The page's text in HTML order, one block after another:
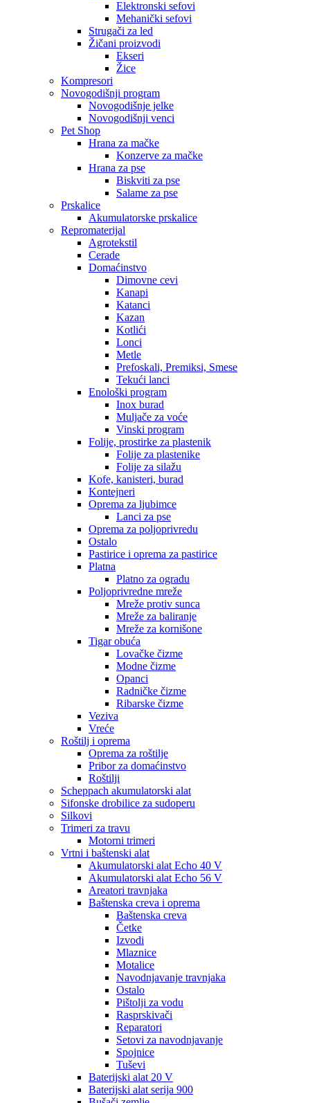
Elektronski sefovi
Mehanički sefovi
Strugači za led
Žičani proizvodi
Ekseri
Žice
Kompresori
Novogodišnji program
Novogodišnje jelke
Novogodišnji venci
Pet Shop
Hrana za mačke
Konzerve za mačke
Hrana za pse
Biskviti za pse
Salame za pse
Prskalice
Akumulatorske prskalice
Repromaterijal
Agrotekstil
Cerade
Domaćinstvo
Dimovne cevi
Kanapi
Katanci
Kazan
Kotlići
Lonci
Metle
Prefoskali, Premiksi, Smese
Tekući lanci
Enološki program
Inox burad
Muljače za voće
Vinski program
Folije, prostirke za plastenik
Folije za plastenike
Folije za silažu
Kofe, kanisteri, burad
Kontejneri
Oprema za ljubimce
Lanci za pse
Oprema za poljoprivredu
Ostalo
Pastirice i oprema za pastirice
Platna
Platno za ogradu
Poljoprivredne mreže
Mreže protiv sunca
Mreže za baliranje
Mreže za kornišone
Tigar obuća
Lovačke čizme
Modne čizme
Opanci
Radničke čizme
Ribarske čizme
Veziva
Vreće
Roštilj i oprema
Oprema za roštilje
Pribor za domaćinstvo
Roštilji
Scheppach akumulatorski alat
Sifonske drobilice za sudoperu
Silkovi
Trimeri za travu
Motorni trimeri
Vrtni i baštenski alat
Akumulatorski alat Echo 40 V
Akumulatorski alat Echo 56 V
Areatori travnjaka
Baštenska creva i oprema
Baštenska creva
Četke
Izvodi
Mlaznice
Motalice
Navodnjavanje travnjaka
Ostalo
Pištolji za vodu
Rasprskivači
Reparatori
Setovi za navodnjavanje
Spojnice
Tuševi
Baterijski alat 20 V
Baterijski alat serija 900